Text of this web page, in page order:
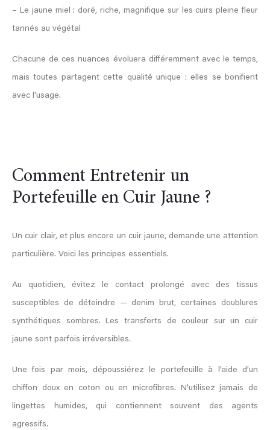
– Le jaune miel : doré, riche, magnifique sur les cuirs pleine fleur
tannés au végétal
Chacune de ces nuances évoluera différemment avec le temps,
mais toutes partagent cette qualité unique : elles se bonifient
avec l’usage.
Comment Entretenir un
Portefeuille en Cuir Jaune ?
Un cuir clair, et plus encore un cuir jaune, demande une attention
particulière. Voici les principes essentiels.
Au quotidien, évitez le contact prolongé avec des tissus
susceptibles de déteindre — denim brut, certaines doublures
synthétiques sombres. Les transferts de couleur sur un cuir
jaune sont parfois irréversibles.
Une fois par mois, dépoussiérez le portefeuille à l’aide d’un
chiffon doux en coton ou en microfibres. N’utilisez jamais de
lingettes humides, qui contiennent souvent des agents
agressifs.